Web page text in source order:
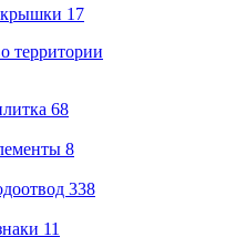
17
территории
68
8
338
11